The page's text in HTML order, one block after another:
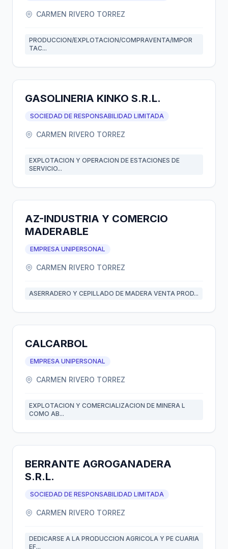
CARMEN RIVERO TORREZ
PRODUCCION/EXPLOTACION/COMPRAVENTA/IMPOR
TAC...
GASOLINERIA KINKO S.R.L.
SOCIEDAD DE RESPONSABILIDAD LIMITADA
CARMEN RIVERO TORREZ
EXPLOTACION Y OPERACION DE ESTACIONES DE
SERVICIO...
AZ-INDUSTRIA Y COMERCIO
MADERABLE
EMPRESA UNIPERSONAL
CARMEN RIVERO TORREZ
ASERRADERO Y CEPILLADO DE MADERA VENTA PROD...
CALCARBOL
EMPRESA UNIPERSONAL
CARMEN RIVERO TORREZ
EXPLOTACION Y COMERCIALIZACION DE MINERA L
COMO AB...
BERRANTE AGROGANADERA
S.R.L.
SOCIEDAD DE RESPONSABILIDAD LIMITADA
CARMEN RIVERO TORREZ
DEDICARSE A LA PRODUCCION AGRICOLA Y PE CUARIA
EF...